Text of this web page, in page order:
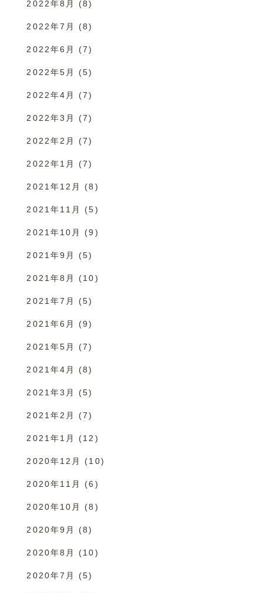
2022年8月 (8)
2022年7月 (8)
2022年6月 (7)
2022年5月 (5)
2022年4月 (7)
2022年3月 (7)
2022年2月 (7)
2022年1月 (7)
2021年12月 (8)
2021年11月 (5)
2021年10月 (9)
2021年9月 (5)
2021年8月 (10)
2021年7月 (5)
2021年6月 (9)
2021年5月 (7)
2021年4月 (8)
2021年3月 (5)
2021年2月 (7)
2021年1月 (12)
2020年12月 (10)
2020年11月 (6)
2020年10月 (8)
2020年9月 (8)
2020年8月 (10)
2020年7月 (5)